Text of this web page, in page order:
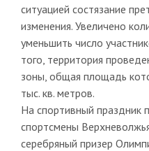
ситуацией состязание
изменения. Увеличено
уменьшить число
того, территория
зоны, общая площадь
тыс. кв. метров.
На спортивный праздник
спортсмены
серебряный призер